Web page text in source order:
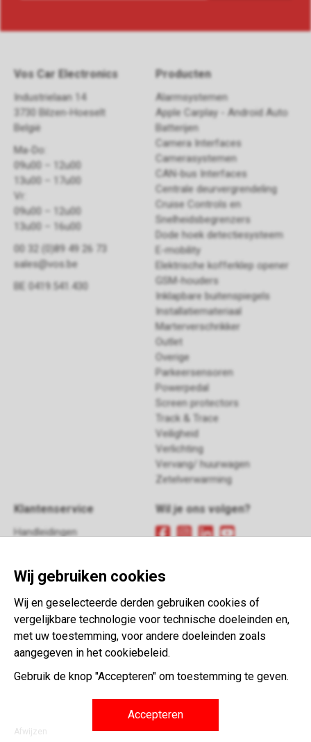
Vos Car Electronics
Industrielaan 14
3730 Bilzen-Hoeselt
België
Ma-Do:
09u00 – 12u00
13u00 – 17u00
Vr:
09u00 – 12u00
13u00 – 16u00
00 32 (0)89 49 26 73
sales@vos.be
BE 0419.541.430
Producten
Alarmsystemen
Apple Carplay - Android Auto
Batterijen
Camera Interfaces
Camerasystemen
CAN-bus Interfaces
Centrale deurvergrendeling
Cruise Controls en
Snelheidsbegrenzers
Dode hoek detectiesysteem
E-mobility
Elektrische kofferklep opener
GSM-houders
Inklapbare buitenspiegels
Installatiemateriaal
Marterverschrikker
Outlet
Overige
Parkeersensoren
Powerpedal
Screen protectors
Track & Trace
Veiligheid
Verlichting
Vervang/ huurwagen
Zetelverwarming
Klantenservice
Handleidingen
Contact
Wil je ons volgen?
nieuwsbrief
This website is developed with the
support of:
Wij gebruiken cookies
Wij en geselecteerde derden gebruiken cookies of
vergelijkbare technologie voor technische doeleinden en,
met uw toestemming, voor andere doeleinden zoals
aangegeven in het cookiebeleid.
Gebruik de knop "Accepteren" om toestemming te geven.
Afwijzen
Accepteren